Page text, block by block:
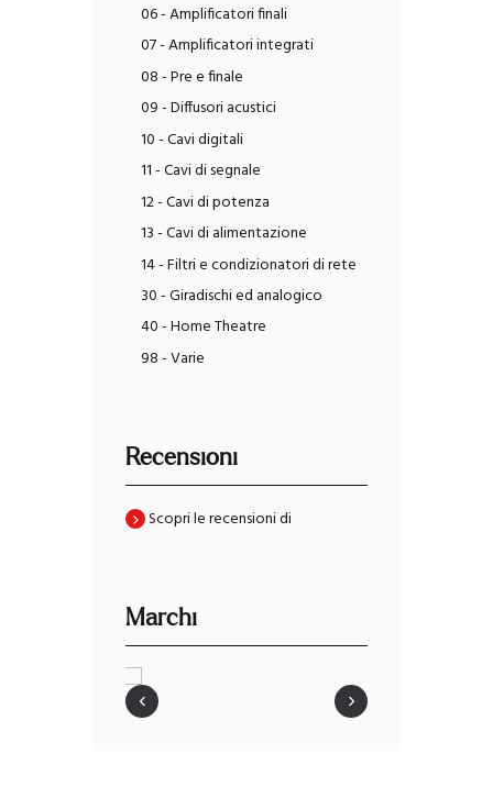
06 - Amplificatori finali
07 - Amplificatori integrati
08 - Pre e finale
09 - Diffusori acustici
10 - Cavi digitali
11 - Cavi di segnale
12 - Cavi di potenza
13 - Cavi di alimentazione
14 - Filtri e condizionatori di rete
30 - Giradischi ed analogico
40 - Home Theatre
98 - Varie
Recensioni
Scopri le recensioni di
Marchi
‹ ›